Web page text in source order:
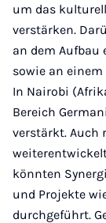
um das
verstärken.
an dem Aufbau
sowie an
In Nairobi
Bereich
verstärkt. Auch
könnten
und Projekte
durchgeführt.